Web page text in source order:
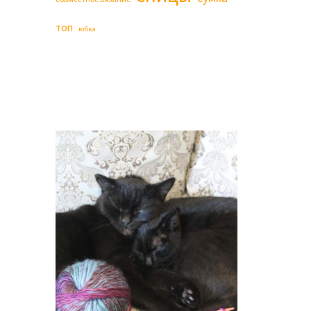
топ юбка